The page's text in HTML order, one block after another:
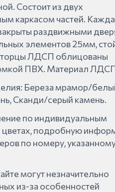
Состоит из двух
каркасом частей.
раздвижными
элементов 25мм,
торцы ЛДСП облицованы
ПВХ. Материал
Береза мрамор/
Сканди/серый камень.
по индивидуальным
цветах, подробную
по номеру,
могут незначительно
из-за особенностей